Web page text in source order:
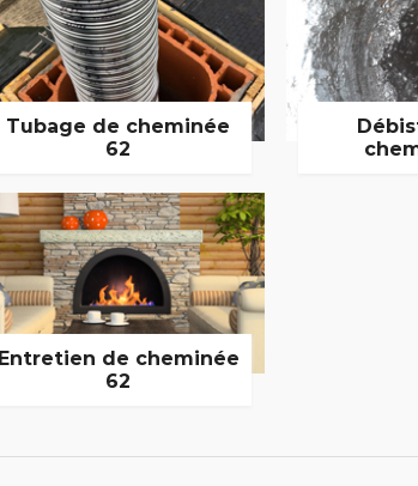
Tubage de cheminée
62
Entretien de cheminée
62